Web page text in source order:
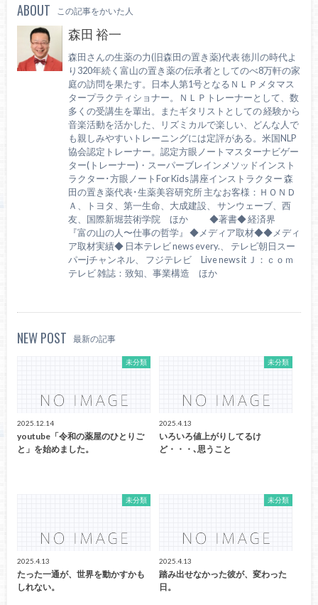
ABOUT この記事をかいた人
森田 裕一
森田さんの生薬の力(旧森田の置き薬)代表 徳川の時代よ
り320年続く富山の置き薬の伝承者としてのべ8万軒の家
庭の訪問を果たす。日本人第1号となるＮＬＰメタマス
タープラクティショナー。ＮＬＰトレーナーとして、数
多くの受講生を輩出。またギタリストとしての 経験から
音楽活動を活かした、リズミカルで楽しい、どんな人で
も親しみやすいトレーニングには定評がある。米国NLP
協会認定トレーナー。認定方眼ノートマスターナビゲー
ター(トレーナー)・スーパーブレインメソッドインスト
ラクター･方眼ノートFor Kids 講座インストラクター 森
田の置き薬代表･生薬美容研究所 主なお客様：ＨＯＮＤ
Ａ、トヨタ、第一生命、大成建設、 サンウェーブ、西
友、国際新堀芸術学院 ほか ◆著書◆ 経済界
『富の山の人〜仕事の哲学』 ◆メディア取材◆◆メディ
ア取材実績◆ 日本テレビ news every.、 テレビ朝日スー
パーjチャンネル、 フジテレビ Live news it Ｊ：ｃｏｍ
テレビ 雑誌：致知、事業構造 ほか
NEW POST 最新の記事
未分類
2025.12.14
youtube「令和の薬屋のひとりご
と」を始めました。
未分類
2025.4.13
いろいろ値上がりしてるけ
ど・・・､思うこと
未分類
2025.4.13
たった一通が、世界を動かすかも
しれない。
未分類
2025.4.13
踏み出せなかった彼が、変わった
日。